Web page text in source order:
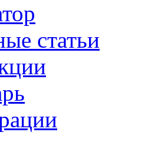
статьи